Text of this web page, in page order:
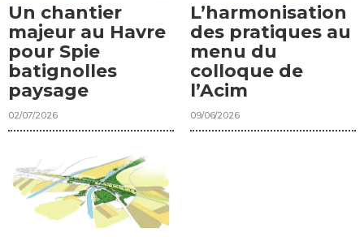
Un chantier
majeur au Havre
pour Spie
batignolles
paysage
02/07/2026
L’harmonisation
des pratiques au
menu du
colloque de
l’Acim
09/06/2026